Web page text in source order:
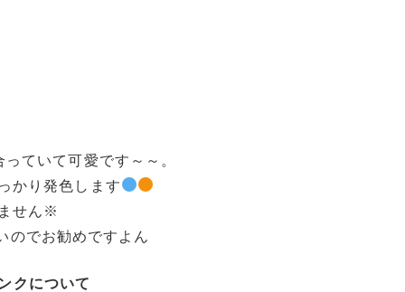
ていて可愛です～～。
かり発色します
せん※
のでお勧めですよん
クについて